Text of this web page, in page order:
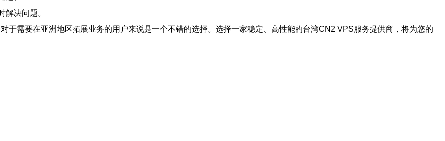
解决问题。
于需要在亚洲地区拓展业务的用户来说是一个不错的选择。选择一家稳定、高性能的台湾CN2 VPS服务提供商，将为您的